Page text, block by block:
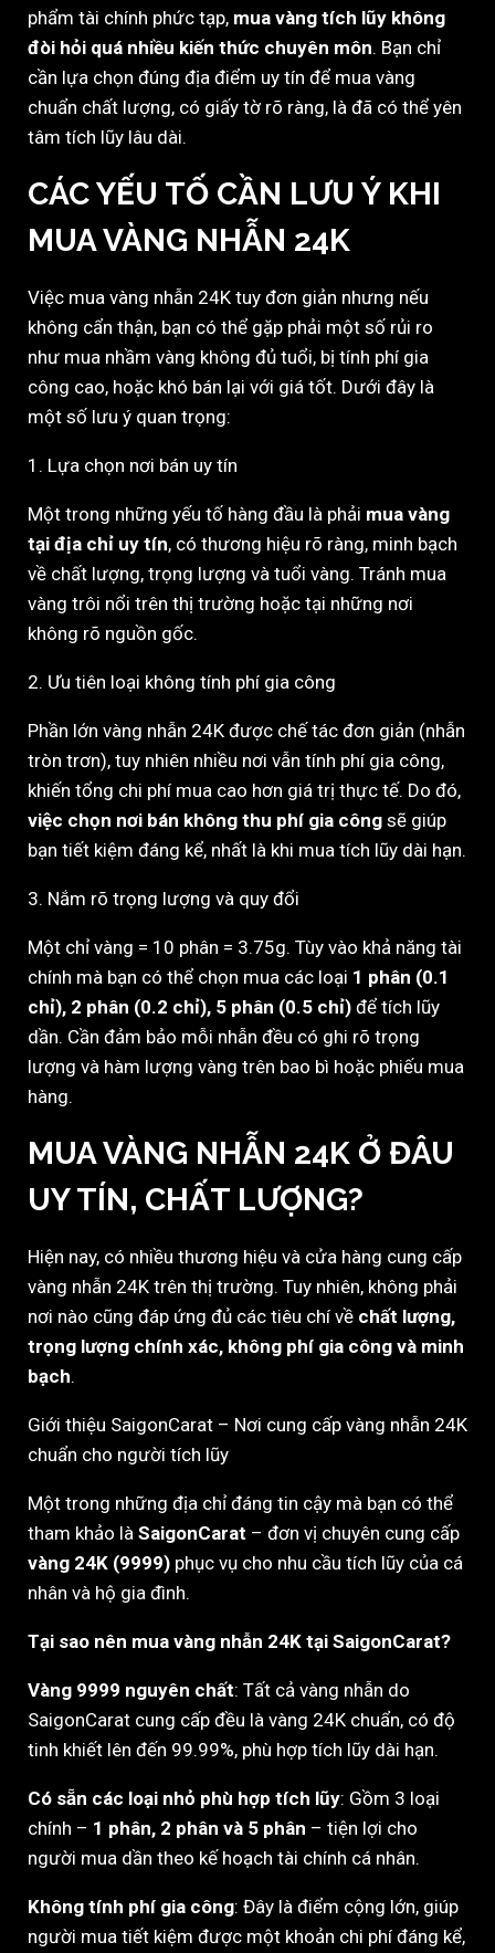
phẩm tài chính phức tạp, mua vàng tích lũy không
đòi hỏi quá nhiều kiến thức chuyên môn. Bạn chỉ
cần lựa chọn đúng địa điểm uy tín để mua vàng
chuẩn chất lượng, có giấy tờ rõ ràng, là đã có thể yên
tâm tích lũy lâu dài.
CÁC YẾU TỐ CẦN LƯU Ý KHI
MUA VÀNG NHẪN 24K
Việc mua vàng nhẫn 24K tuy đơn giản nhưng nếu
không cẩn thận, bạn có thể gặp phải một số rủi ro
như mua nhầm vàng không đủ tuổi, bị tính phí gia
công cao, hoặc khó bán lại với giá tốt. Dưới đây là
một số lưu ý quan trọng:
1. Lựa chọn nơi bán uy tín
Một trong những yếu tố hàng đầu là phải mua vàng
tại địa chỉ uy tín, có thương hiệu rõ ràng, minh bạch
về chất lượng, trọng lượng và tuổi vàng. Tránh mua
vàng trôi nổi trên thị trường hoặc tại những nơi
không rõ nguồn gốc.
2. Ưu tiên loại không tính phí gia công
Phần lớn vàng nhẫn 24K được chế tác đơn giản (nhẫn
tròn trơn), tuy nhiên nhiều nơi vẫn tính phí gia công,
khiến tổng chi phí mua cao hơn giá trị thực tế. Do đó,
việc chọn nơi bán không thu phí gia công sẽ giúp
bạn tiết kiệm đáng kể, nhất là khi mua tích lũy dài hạn.
3. Nắm rõ trọng lượng và quy đổi
Một chỉ vàng = 10 phân = 3.75g. Tùy vào khả năng tài
chính mà bạn có thể chọn mua các loại 1 phân (0.1
chỉ), 2 phân (0.2 chỉ), 5 phân (0.5 chỉ) để tích lũy
dần. Cần đảm bảo mỗi nhẫn đều có ghi rõ trọng
lượng và hàm lượng vàng trên bao bì hoặc phiếu mua
hàng.
MUA VÀNG NHẪN 24K Ở ĐÂU
UY TÍN, CHẤT LƯỢNG?
Hiện nay, có nhiều thương hiệu và cửa hàng cung cấp
vàng nhẫn 24K trên thị trường. Tuy nhiên, không phải
nơi nào cũng đáp ứng đủ các tiêu chí về chất lượng,
trọng lượng chính xác, không phí gia công và minh
bạch.
Giới thiệu SaigonCarat – Nơi cung cấp vàng nhẫn 24K
chuẩn cho người tích lũy
Một trong những địa chỉ đáng tin cậy mà bạn có thể
tham khảo là SaigonCarat – đơn vị chuyên cung cấp
vàng 24K (9999) phục vụ cho nhu cầu tích lũy của cá
nhân và hộ gia đình.
Tại sao nên mua vàng nhẫn 24K tại SaigonCarat?
Vàng 9999 nguyên chất: Tất cả vàng nhẫn do
SaigonCarat cung cấp đều là vàng 24K chuẩn, có độ
tinh khiết lên đến 99.99%, phù hợp tích lũy dài hạn.
Có sẵn các loại nhỏ phù hợp tích lũy: Gồm 3 loại
chính – 1 phân, 2 phân và 5 phân – tiện lợi cho
người mua dần theo kế hoạch tài chính cá nhân.
Không tính phí gia công: Đây là điểm cộng lớn, giúp
người mua tiết kiệm được một khoản chi phí đáng kể,